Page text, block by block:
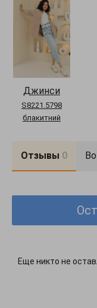
Догляд за одягом:
Комплектация:
Довжина брюк:
Джинси
S8221.5798
блакитний
Отзывы 0
Еще никто не